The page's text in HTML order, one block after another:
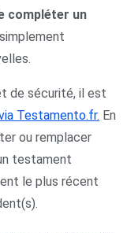
compléter un
de sécurité, il est
Testamento.fr. En
ou remplacer
testament
le plus récent